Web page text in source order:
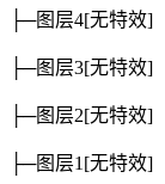
├─图层4[无特效]
├─图层3[无特效]
├─图层2[无特效]
├─图层1 [无特效]